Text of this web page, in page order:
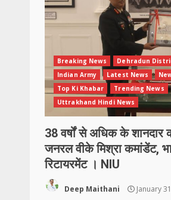
Breaking News Dehradun
Indian Army
Latest News
Top Ki Khabar
Trending News
Uttrakhand Hindi News
38 वर्षों से अधिक के शानदार
जनरल वीके मिश्रा कमांडेंट,
रिटायरमेंट । NIU
Deep Maithani January